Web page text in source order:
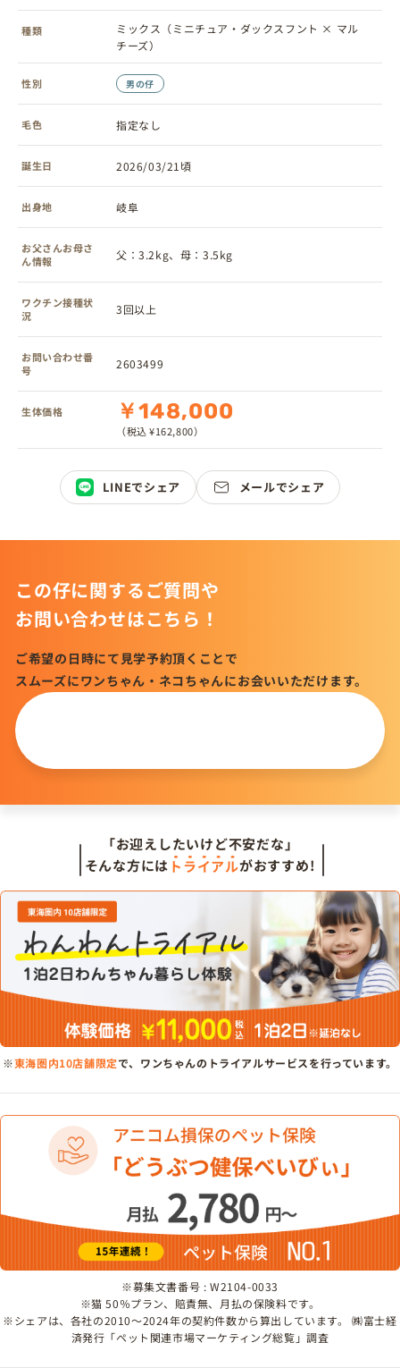
種類
ミックス（ミニチュア・ダックスフント × マル
チーズ）
性別 男の仔
毛色 指定なし
誕生日 2026/03/21頃
出身地 岐阜
お父さんお母さ
ん情報
父：3.2kg、母：3.5kg
ワクチン接種状
況
3回以上
お問い合わせ番
号
2603499
生体価格 ￥148,000
（税込 ¥162,800）
LINEでシェア メールでシェア
この仔に関するご質問や
お問い合わせはこちら！
ご希望の日時にて見学予約頂くことで
スムーズにワンちゃん・ネコちゃんにお会いいただけます。
「お迎えしたいけど不安だな」
そんな方には トライアルがおすすめ!
※東海圏内10店舗限定で、ワンちゃんのトライアルサービスを行っています。
※募集文書番号 : W2104-0033
※猫 50％プラン、賠責無、月払の保険料です。
※シェアは、各社の2010～2024年の契約件数から算出しています。 ㈱富士経
済発行「ペット関連市場マーケティング総覧」調査